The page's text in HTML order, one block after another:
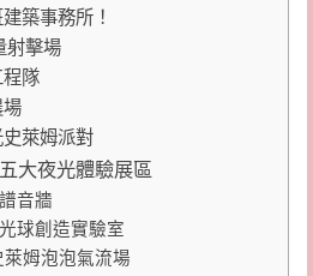
築事務所！
射擊場
隊
場
萊姆派對
大夜光體驗展區
音牆
球創造實驗室
姆泡泡氣流場